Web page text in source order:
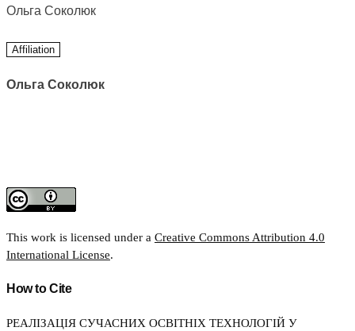
Ольга Соколюк
Affiliation
Ольга Соколюк
This work is licensed under a Creative Commons Attribution 4.0
International License.
How to Cite
РЕАЛІЗАЦІЯ СУЧАСНИХ ОСВІТНІХ ТЕХНОЛОГІЙ У